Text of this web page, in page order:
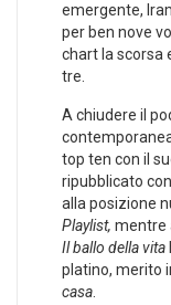
emergente,
per ben nove
chart la scorsa
tre.
A chiudere il
top ten con il
ripubblicato
alla posizione
Playlist, mentre
Il ballo della vita
platino, merito
casa.